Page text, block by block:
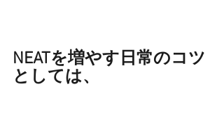
NEATを増やす日常のコツ
としては、